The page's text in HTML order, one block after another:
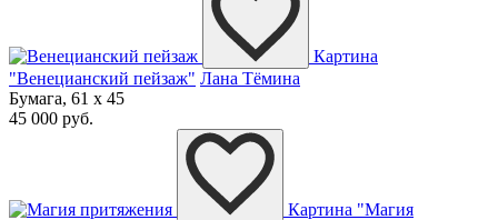
Картина
"Венецианский пейзаж" Лана Тёмина
Бумага, 61 x 45
45 000 руб.
Картина "Магия